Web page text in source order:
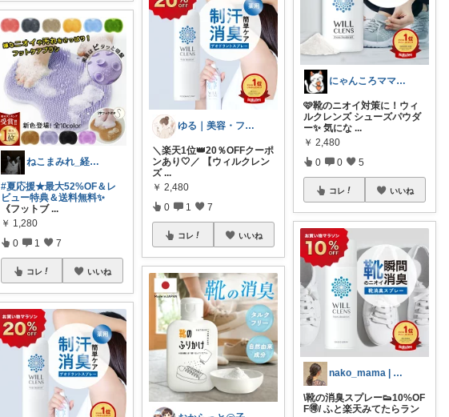
ねこまみれ_経由感謝致します🐈
#夏応援★最大52%OF＆レ
ビュー特典＆送料無料✨
《フットブ ...
￥ 1,280
0 1 7
コレ いいね
ゆる｜美容・ファッション
＼楽天1位👑20％OFFクーポ
ンあり🤍／ 【ウィルクレン
ズ...
￥ 2,480
0 1 7
コレ いいね
にゃんころママROOM
🩷靴のニオイ対策に！ウィ
ルクレンズ シューズパウダ
ー✨ 気にな ...
￥ 2,480
0 0 5
コレ いいね
nako_mama | オリ写メイン🐈
\靴の消臭スプレー👟10%OF
F🉐/ ふと楽天みてたらラン